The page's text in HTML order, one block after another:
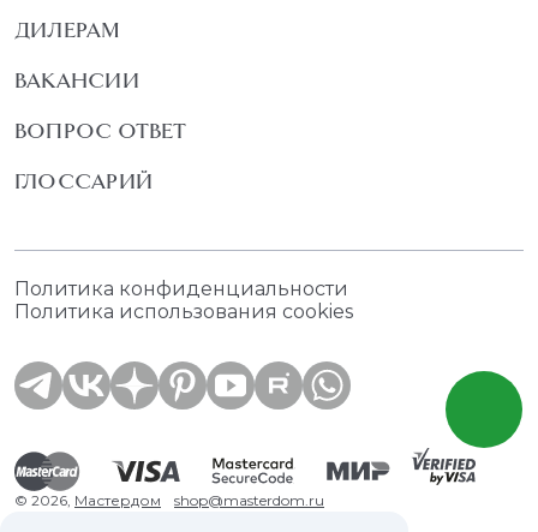
ДИЛЕРАМ
ВАКАНСИИ
ВОПРОС ОТВЕТ
ГЛОССАРИЙ
Политика конфиденциальности
Политика использования cookies
© 2026, Мастердом shop@masterdom.ru